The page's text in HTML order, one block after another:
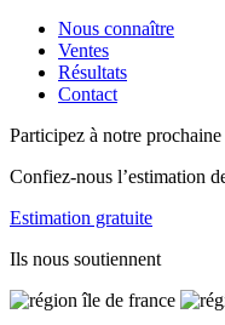
Nous connaître
Ventes
Résultats
Contact
Participez à notre
Confiez-nous l’estimation
Estimation gratuite
Ils nous soutiennent